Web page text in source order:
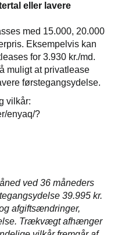
eller lavere
med 15.000, 20.000
Eksempelvis kan
for 3.930 kr./md.
muligt at privatlease
førstegangsydelse.
vilkår:
enyaq/?
ved 36 måneders
39.995 kr.
afgiftsændringer,
Trækvægt afhænger